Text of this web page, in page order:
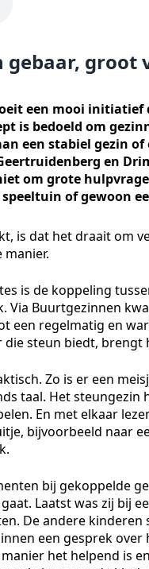
groot
een mooi
is bedoeld om
een stabiel gezin
en
om grote
of gewoon
is dat het draait om
is de koppeling
Via Buurtgezinnen
een regelmatig en
steun biedt, brengt
Zo is er een
taal. Het
En met elkaar
bijvoorbeeld naar
bij gekoppelde
Laatst was zij bij
De andere kinderen
een gesprek
het helpend is